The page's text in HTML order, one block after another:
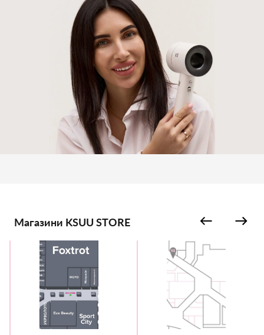
Магазини KSUU STORE